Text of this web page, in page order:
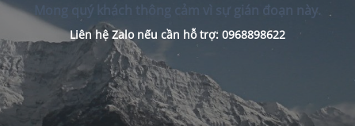
Mong quý khách thông cảm vì sự gián đoạn này.
Liên hệ Zalo nếu cần hỗ trợ: 0968898622